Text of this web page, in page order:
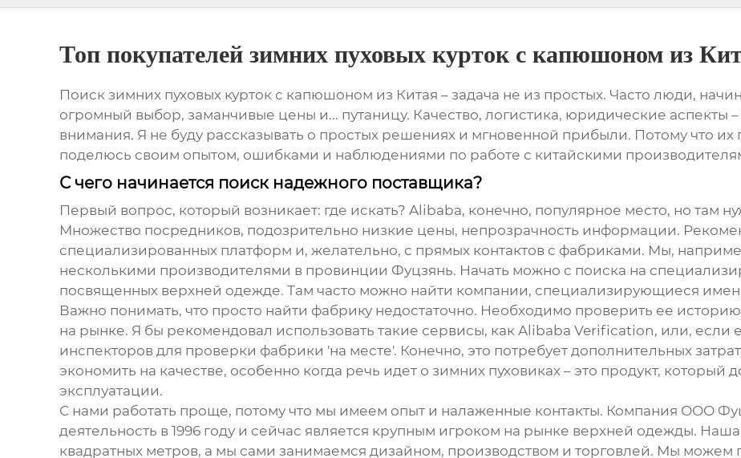
Топ покупателей зимних пуховых курток с капюшоном из
Поиск зимних пуховых курток с капюшоном из Китая – задача не из простых. Часто люди,
огромный выбор, заманчивые цены и... путаницу. Качество, логистика, юридические аспекты –
внимания. Я не буду рассказывать о простых решениях и мгновенной прибыли. Потому что их
поделюсь своим опытом, ошибками и наблюдениями по работе с китайскими
С чего начинается поиск надежного поставщика?
Первый вопрос, который возникает: где искать? Alibaba, конечно, популярное место, но там
Множество посредников, подозрительно низкие цены, непрозрачность информации.
специализированных платформ и, желательно, с прямых контактов с фабриками. Мы,
несколькими производителями в провинции Фуцзянь. Начать можно с поиска на
посвященных верхней одежде. Там часто можно найти компании, специализирующиеся
Важно понимать, что просто найти фабрику недостаточно. Необходимо проверить ее
на рынке. Я бы рекомендовал использовать такие сервисы, как Alibaba Verification, или, если
инспекторов для проверки фабрики 'на месте'. Конечно, это потребует дополнительных
экономить на качестве, особенно когда речь идет о зимних пуховиках– это продукт, который
эксплуатации.
С нами работать проще, потому что мы имеем опыт и налаженные контакты. Компания ООО
деятельность в 1996 году и сейчас является крупным игроком на рынке верхней одежды.
квадратных метров, а мы сами занимаемся дизайном, производством и торговлей. Мы можем